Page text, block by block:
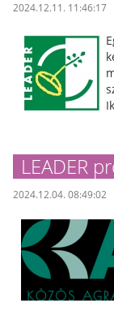
2024.12.11. 11:46:17
LEADER
2024.12.04. 08:49:02